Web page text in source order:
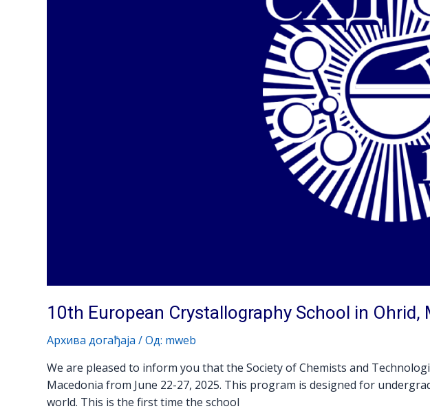
10th European Crystallography School in
Архива догађаја / Од: mweb
We are pleased to inform you that the Society of Chemists and
Macedonia from June 22-27, 2025. This program is designed for
world. This is the first time the school